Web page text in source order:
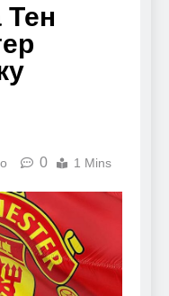
Тен
0 1 Mins